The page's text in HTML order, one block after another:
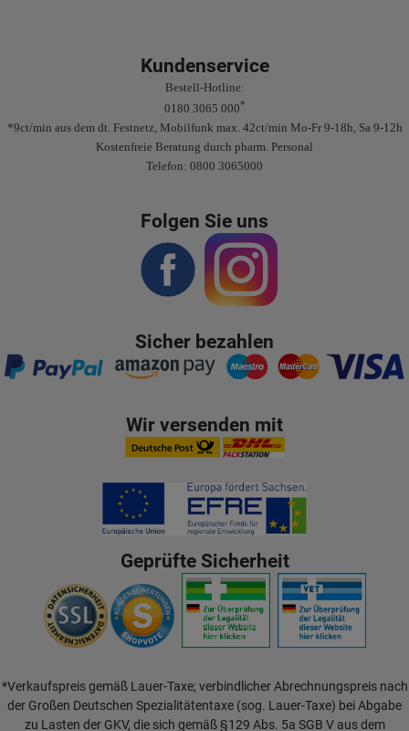
Kundenservice
Bestell-Hotline:
0180 3065 000*
*9ct/min aus dem dt. Festnetz, Mobilfunk max. 42ct/min Mo-Fr 9-18h, Sa 9-12h
Kostenfreie Beratung durch pharm. Personal
Telefon: 0800 3065000
Folgen Sie uns
Sicher bezahlen
Wir versenden mit
Geprüfte Sicherheit
*Verkaufspreis gemäß Lauer-Taxe; verbindlicher Abrechnungspreis nach
der Großen Deutschen Spezialitätentaxe (sog. Lauer-Taxe) bei Abgabe
zu Lasten der GKV, die sich gemäß §129 Abs. 5a SGB V aus dem